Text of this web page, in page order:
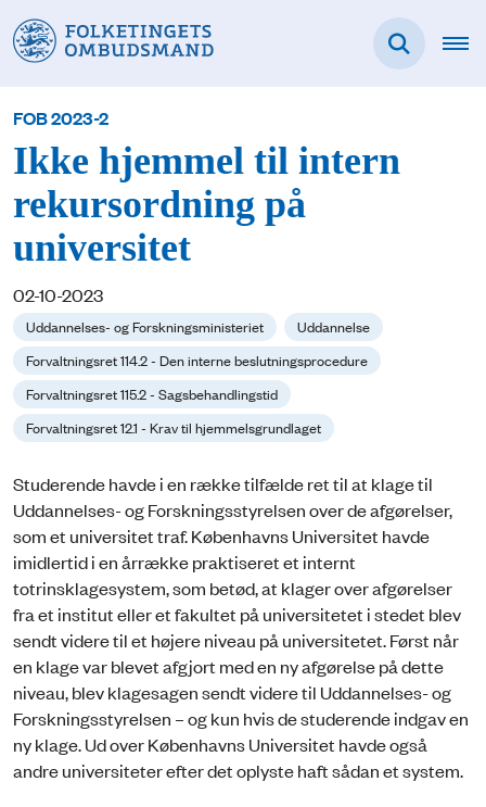
FOB 2023-2
Ikke hjemmel til intern
rekursordning på
universitet
02-10-2023
Uddannelses- og Forskningsministeriet
Uddannelse
Forvaltningsret 114.2 - Den interne beslutningsprocedure
Forvaltningsret 115.2 - Sagsbehandlingstid
Forvaltningsret 12.1 - Krav til hjemmelsgrundlaget
Studerende havde i en række tilfælde ret til at klage til
Uddannelses- og Forskningsstyrelsen over de afgørelser,
som et universitet traf. Københavns Universitet havde
imidlertid i en årrække praktiseret et internt
totrinsklagesystem, som betød, at klager over afgørelser
fra et institut eller et fakultet på universitetet i stedet blev
sendt videre til et højere niveau på universitetet. Først når
en klage var blevet afgjort med en ny afgørelse på dette
niveau, blev klagesagen sendt videre til Uddannelses- og
Forskningsstyrelsen – og kun hvis de studerende indgav en
ny klage. Ud over Københavns Universitet havde også
andre universiteter efter det oplyste haft sådan et system.